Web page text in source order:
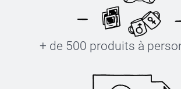
+ de 500 produits à